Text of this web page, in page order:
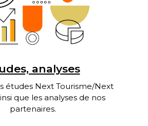
analyses
études Next Tourisme/Next
que les analyses de nos
partenaires.